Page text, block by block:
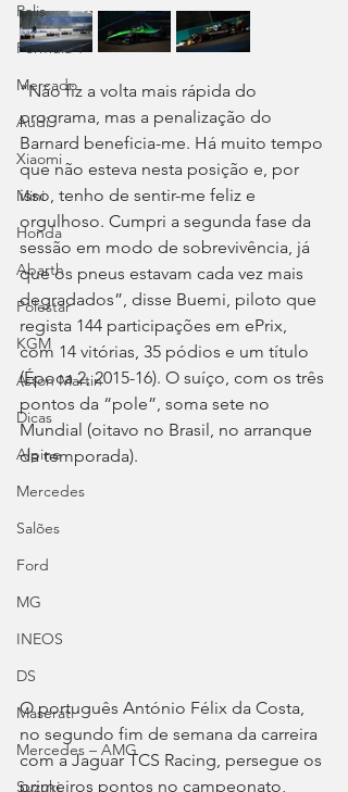
Ralis
Fórmula 1
Mercado
Audi
Xiaomi
Mini
Honda
Abarth
Polestar
KGM
Aston Martin
Dicas
Alpine
Mercedes
Salões
Ford
MG
INEOS
DS
Maserati
Mercedes – AMG
Suzuki
“Não fiz a volta mais rápida do
programa, mas a penalização do
Barnard beneficia-me. Há muito tempo
que não esteva nesta posição e, por
isso, tenho de sentir-me feliz e
orgulhoso. Cumpri a segunda fase da
sessão em modo de sobrevivência, já
que os pneus estavam cada vez mais
degradados”, disse Buemi, piloto que
regista 144 participações em ePrix,
com 14 vitórias, 35 pódios e um título
(Época 2, 2015-16). O suíço, com os três
pontos da “pole”, soma sete no
Mundial (oitavo no Brasil, no arranque
da temporada).
O português António Félix da Costa,
no segundo fim de semana da carreira
com a Jaguar TCS Racing, persegue os
primeiros pontos no campeonato,